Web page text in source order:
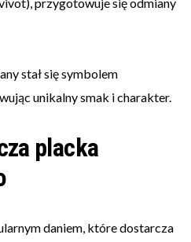
stał się symbolem
unikalny smak i charakter.
placka
daniem, które dostarcza